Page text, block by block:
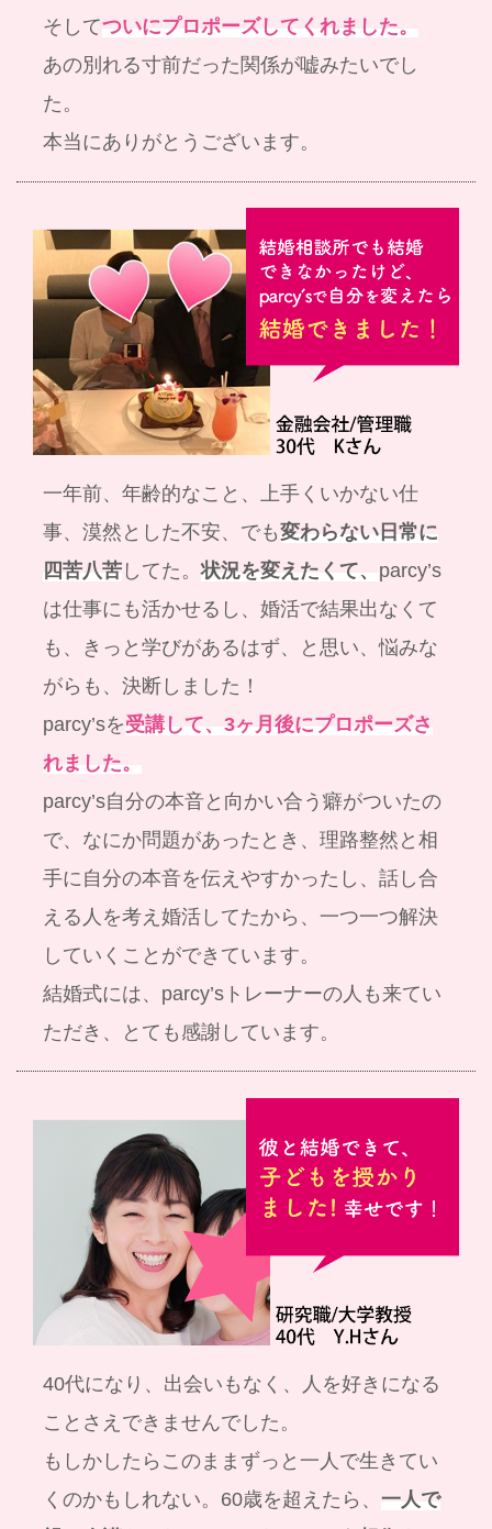
そしてついにプロポーズしてくれました。
あの別れる寸前だった関係が嘘みたいでし
た。
本当にありがとうございます。
一年前、年齢的なこと、上手くいかない仕
事、漠然とした不安、でも変わらない日常に
四苦八苦してた。状況を変えたくて、 parcy’s
は仕事にも活かせるし、婚活で結果出なくて
も、きっと学びがあるはず、と思い、悩みな
がらも、決断しました！
parcy’sを受講して、3ヶ月後にプロポーズさ
れました。
parcy’s自分の本音と向かい合う癖がついたの
で、なにか問題があったとき、理路整然と相
手に自分の本音を伝えやすかったし、話し合
える人を考え婚活してたから、一つ一つ解決
していくことができています。
結婚式には、parcy’sトレーナーの人も来てい
ただき、とても感謝しています。
40代になり、出会いもなく、人を好きになる
ことさえできませんでした。
もしかしたらこのままずっと一人で生きてい
くのかもしれない。60歳を超えたら、 一人で